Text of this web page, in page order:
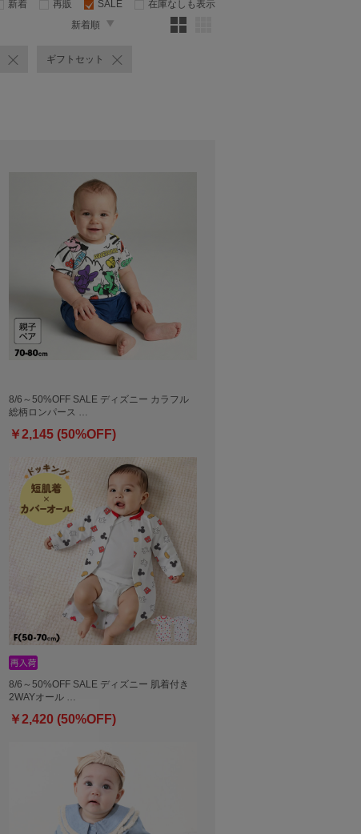
新着 再販 SALE
在庫なしも表示
新着順
ギフトセット
8/6～50%OFF SALE ディズニー カラフル
総柄ロンパース …
￥2,145 (50%OFF)
8/6～50%OFF SALE ディズニー 肌着付き
2WAYオール …
￥2,420 (50%OFF)